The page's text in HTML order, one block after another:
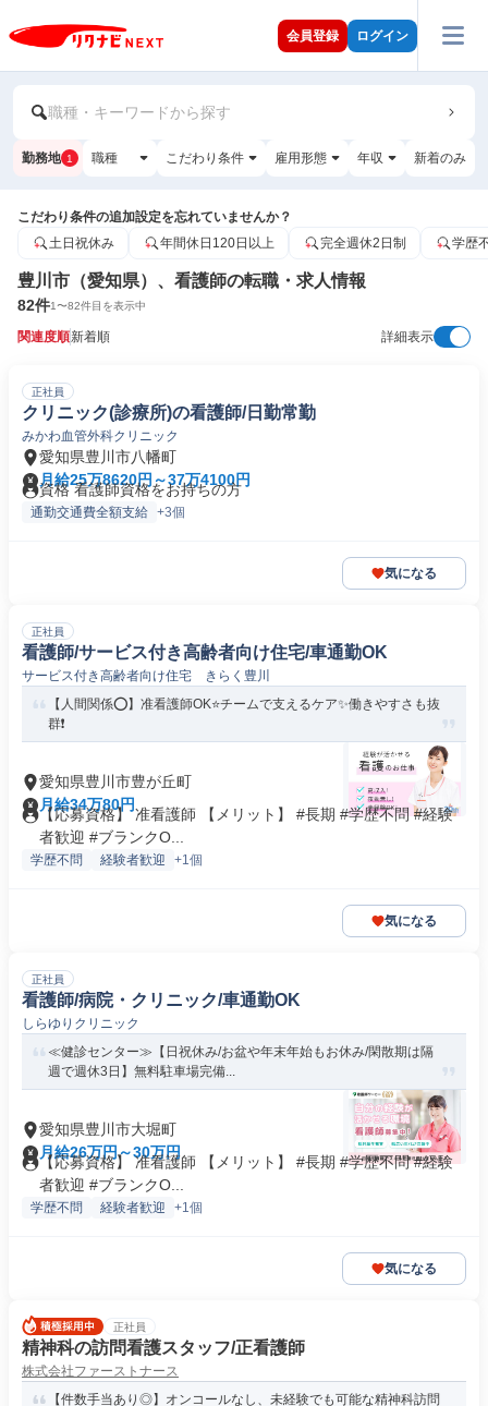
会員登録 ログイン
職種・キーワードから探す
勤務地 1 職種 こだわり条件 雇用形態 年収 新着のみ
こだわり条件の追加設定を忘れていませんか？
土日祝休み
年間休日120日以上 完全週休2日制 学歴
豊川市（愛知県）、看護師の転職・求人情報
82件1〜82件目を表示中
関連度順新着順 詳細表示
正社員
クリニック(診療所)の看護師/日勤常勤
みかわ血管外科クリニック
愛知県豊川市八幡町
月給25万8620円～37万4100円
資格 看護師資格をお持ちの方
通勤交通費全額支給 +3個
気になる
正社員
看護師/サービス付き高齢者向け住宅/車通勤OK
サービス付き高齢者向け住宅 きらく豊川
【人間関係⭕】准看護師OK⭐チームで支えるケア✨働きやすさも抜
群❗️
愛知県豊川市豊が丘町
月給34万80円
【応募資格】 准看護師 【メリット】 #長期 #学歴不問 #経験
者歓迎 #ブランクO...
学歴不問 経験者歓迎 +1個
気になる
正社員
看護師/病院・クリニック/車通勤OK
しらゆりクリニック
≪健診センター≫【日祝休み/お盆や年末年始もお休み/閑散期は隔
週で週休3日】無料駐車場完備...
愛知県豊川市大堀町
月給26万円～30万円
【応募資格】 准看護師 【メリット】 #長期 #学歴不問 #経験
者歓迎 #ブランクO...
学歴不問 経験者歓迎 +1個
気になる
正社員
精神科の訪問看護スタッフ/正看護師
株式会社ファーストナース
【件数手当あり◎】オンコールなし、未経験でも可能な精神科訪問